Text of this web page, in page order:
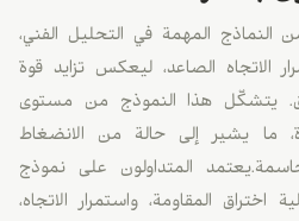
المهمة في التحليل الفني،
الاتجاه الصاعد، ليعكس تزايد قوة
يتشكّل هذا النموذج من مستوى
ما يشير إلى حالة من الانضغاط
المتداولون على نموذج
اختراق المقاومة، واستمرار الاتجاه،